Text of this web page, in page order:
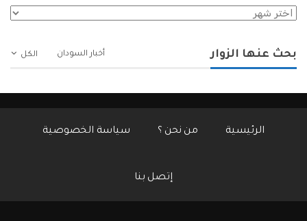
الأرشيف
الكل بحث عنها الزوار أخبار السودان
الرئيسية من نحن ؟ سياسة الخصوصية
إتصل بنا